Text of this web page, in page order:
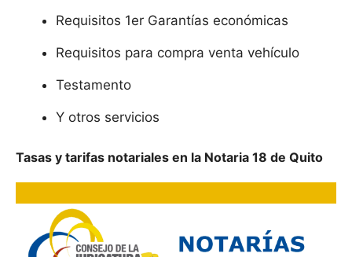
Requisitos 1er Garantías económicas
Requisitos para compra venta vehículo
Testamento
Y otros servicios
Tasas y tarifas notariales en la Notaria 18 de Quito